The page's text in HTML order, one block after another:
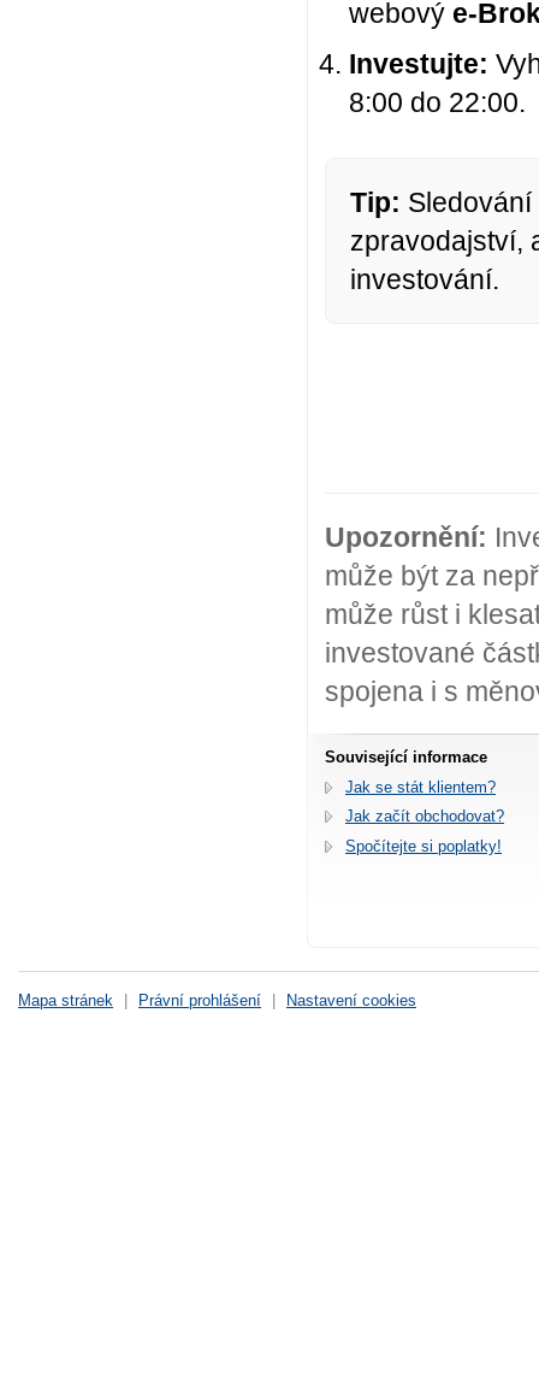
webový e-
Investujte:
8:00 do 22:00.
Tip:
zpravodajství,
investování.
Upozornění:
může být za
může růst i
investované
spojena i s
Související informace
Jak se stát klientem?
Jak začít obchodovat?
Spočítejte si poplatky!
Mapa stránek Právní prohlášení Nastavení cookies